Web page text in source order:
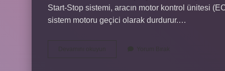
Start-Stop sistemi, aracın motor kontrol ünitesi
sistem motoru geçici olarak durdurur.…